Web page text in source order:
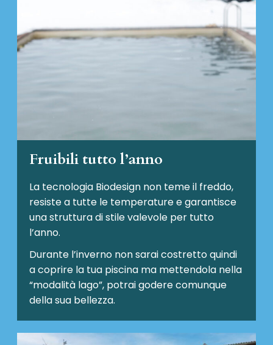
Fruibili tutto l’anno
La tecnologia Biodesign non teme il freddo,
resiste a tutte le temperature e garantisce
una struttura di stile valevole per tutto
l’anno.
Durante l’inverno non sarai costretto quindi
a coprire la tua piscina ma mettendola nella
“modalità lago”, potrai godere comunque
della sua bellezza.